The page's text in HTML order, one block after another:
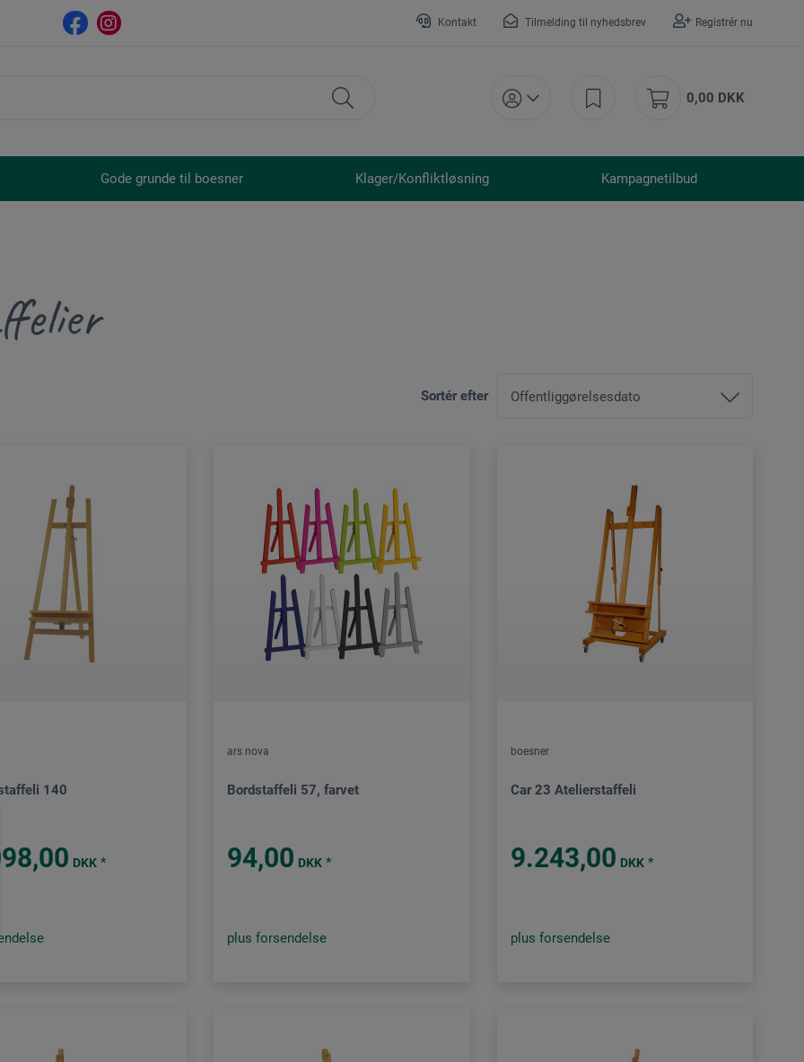
Kontakt Tilmelding til nyhedsbrev Registrér nu
0,00 DKK
Gode grunde til boesner Klager/Konfliktløsning Kampagnetilbud
Sortér efter
140
DKK *
ars nova
Bordstaffeli 57, farvet
94,00 DKK *
plus forsendelse
boesner
Car 23 Atelierstaffeli
9.243,00 DKK *
plus forsendelse